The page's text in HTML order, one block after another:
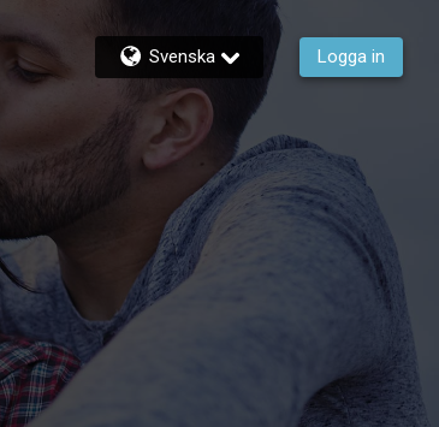
Svenska Logga in